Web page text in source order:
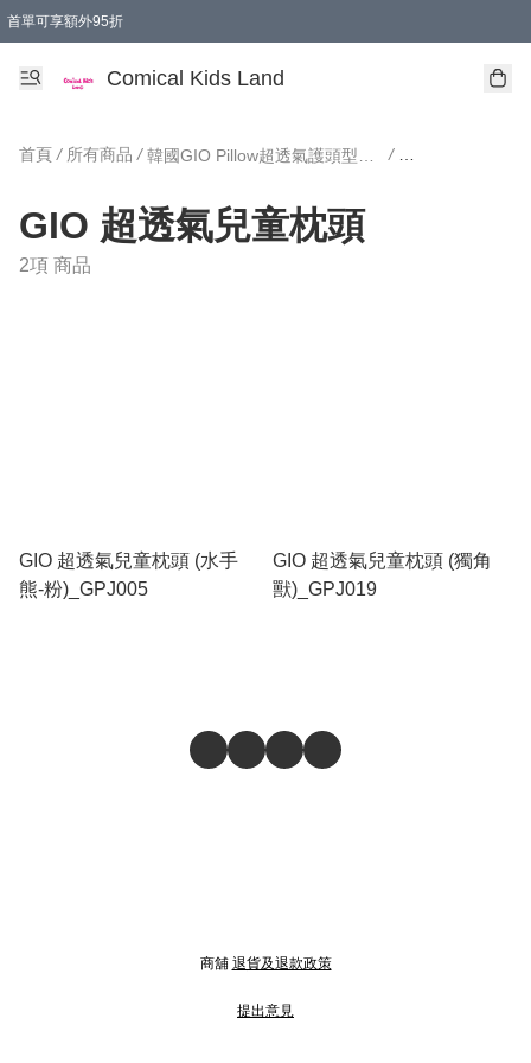
首單可享額外95折
Comical Kids Land
首頁 / 所有商品 / / GIO 超透氣兒童
GIO 超透氣兒童枕頭
2項 商品
GIO 超透氣兒童枕頭 (水手
熊-粉)_GPJ005
GIO 超透氣兒童枕頭 (獨角
獸)_GPJ019
商舖 退貨及退款政策
提出意見